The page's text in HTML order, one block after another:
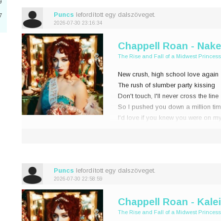
Puncs lefordított egy dalszöveget.
2026-07-30 23:16:34
Chappell Roan -
The Rise and Fall of a Midwest Princess
New crush, high school love again
The rush of slumber party kissing
Don't touch, I'll never cross the line
So I pushed you down a million
I'd love if you knew you were on
Puncs lefordított egy dalszöveget.
2026-07-30 22:58:59
Chappell Roan -
The Rise and Fall of a Midwest Princess